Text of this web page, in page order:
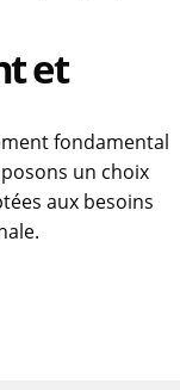
et
fondamental
un choix
aux besoins